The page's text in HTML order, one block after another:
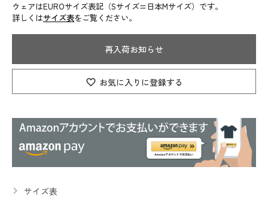
ウェアはEUROサイズ表記（Sサイズ=日本Mサイズ）です。
詳しくはサイズ表をご覧ください。
再入荷お知らせ
お気に入りに登録する
サイズ表